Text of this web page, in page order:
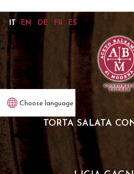
Choose language
TORTA SALATA
IT EN DE FR ES